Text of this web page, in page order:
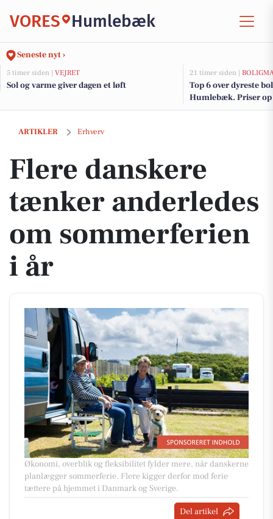
VORES Humlebæk
Seneste nyt ›
5 timer siden | VEJRET
Sol og varme giver dagen et løft
21 timer siden |
Top 6 over dyreste
Humlebæk. Priser
ARTIKLER Erhverv
Flere danskere tænker anderledes om sommerferien i år
Flere danskere
tænker anderledes
om sommerferien
i år
Økonomi, overblik og fleksibilitet fylder mere, når danskerne
planlægger sommerferie. Flere kigger derfor mod ferie
tættere på hjemmet i Danmark og Sverige.
Del artikel